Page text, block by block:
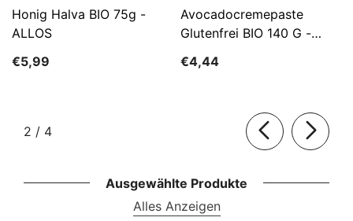
Honig Halva BIO 75g -
ALLOS
€5,99
Avocadocremepaste
Glutenfrei BIO 140 G -
€4,44
2 / von
4
Ausgewählte Produkte
Alles Anzeigen